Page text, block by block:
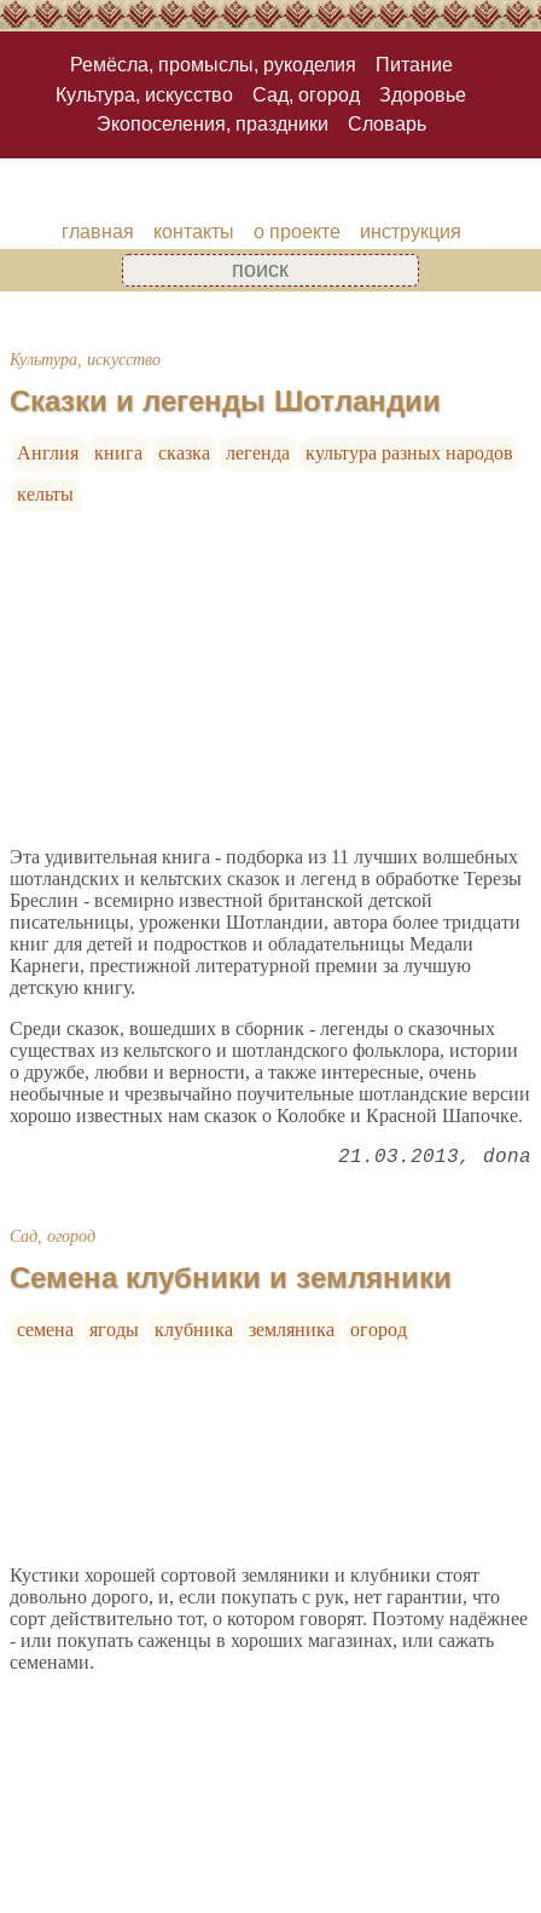
Ремёсла, промыслы, рукоделия
Питание
Культура, искусство
Сад, огород
Здоровье
Экопоселения, праздники
Словарь
главная контакты о проекте инструкция
Культура, искусство
Сказки и легенды Шотландии
Англия книга сказка легенда
культура разных народов
кельты
Эта удивительная книга - подборка из 11 лучших волшебных
шотландских и кельтских сказок и легенд в обработке Терезы
Бреслин - всемирно известной британской детской
писательницы, уроженки Шотландии, автора более тридцати
книг для детей и подростков и обладательницы Медали
Карнеги, престижной литературной премии за лучшую
детскую книгу.
Среди сказок, вошедших в сборник - легенды о сказочных
существах из кельтского и шотландского фольклора, истории
о дружбе, любви и верности, а также интересные, очень
необычные и чрезвычайно поучительные шотландские версии
хорошо известных нам сказок о Колобке и Красной Шапочке.
21.03.2013 dona
Сад, огород
Семена клубники и земляники
семена ягоды клубника земляника огород
Кустики хорошей сортовой земляники и клубники стоят
довольно дорого, и, если покупать с рук, нет гарантии, что
сорт действительно тот, о котором говорят. Поэтому надёжнее
- или покупать саженцы в хороших магазинах, или сажать
семенами.